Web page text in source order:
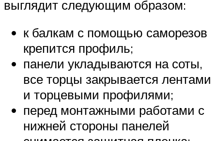
выглядит следующим образом:
к балкам с помощью саморезов
крепится профиль;
панели укладываются на соты,
все торцы закрывается лентами
и торцевыми профилями;
перед монтажными работами с
нижней стороны панелей